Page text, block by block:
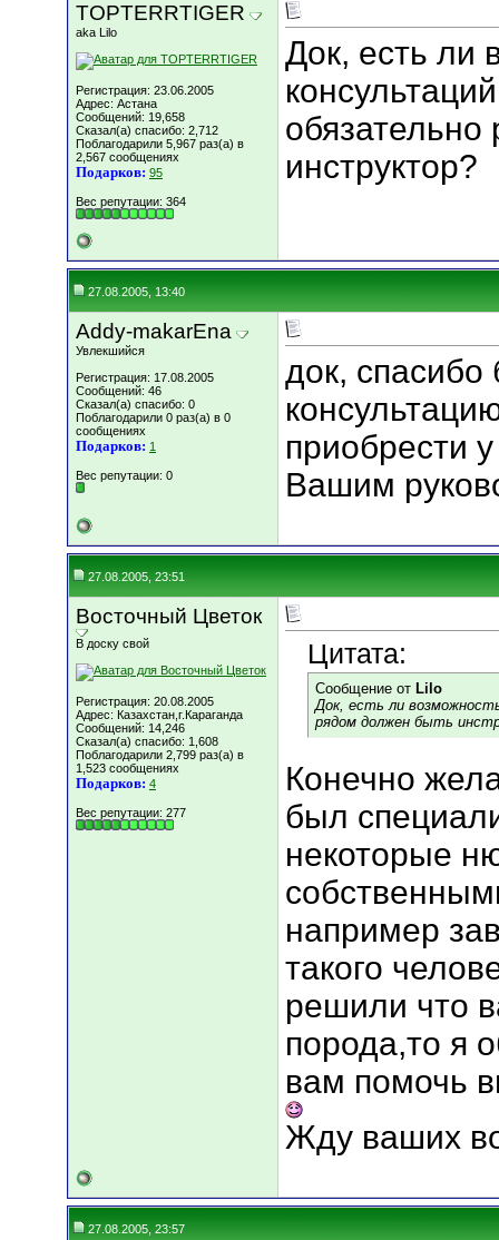
TOPTERRTIGER
aka Lilo
Регистрация: 23.06.2005
Адрес: Астана
Сообщений: 19,658
Сказал(а) спасибо: 2,712
Поблагодарили 5,967 раз(а) в
2,567 сообщениях
Подарков: 95
Вес репутации: 364
Док, есть ли
инструктор?
27.08.2005, 13:40
Addy-makarEna
Увлекшийся
Регистрация: 17.08.2005
Сообщений: 46
Сказал(а) спасибо: 0
Поблагодарили 0 раз(а) в 0
сообщениях
Подарков: 1
Вес репутации: 0
док,
приобрести
Вашим
27.08.2005, 23:51
Восточный Цветок
В доску свой
Регистрация: 20.08.2005
Адрес: Казахстан,г.Караганда
Сообщений: 14,246
Сказал(а) спасибо: 1,608
Поблагодарили 2,799 раз(а) в
1,523 сообщениях
Подарков: 4
Вес репутации: 277
Цитата:
Сообщение от Lilo
Док, есть ли
рядом должен быть
Конечно
был
некоторые
например
такого
решили что
порода,то я
вам помочь
Жду ваших
27.08.2005, 23:57